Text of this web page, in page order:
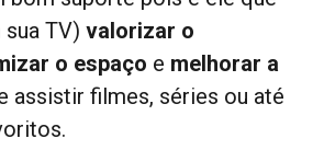
TV) valorizar o
o espaço e melhorar a
assistir filmes, séries ou até